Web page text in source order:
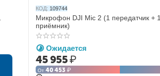
КОД: 109744
Микрофон DJI Mic 2 (1 передатчик + 1
приёмник)
Ожидается
45 955₽
От40 453 ₽